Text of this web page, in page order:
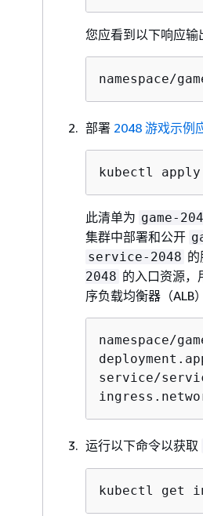
您应看到以下响应输
namespace/
部署 2048 游戏示例
kubectl
此清单为 game-
集群中部署和公开
service-2048
2048 的入口资源，
序负载均衡器（ALB
namespace/
service/
运行以下命令以获取
kubectl get